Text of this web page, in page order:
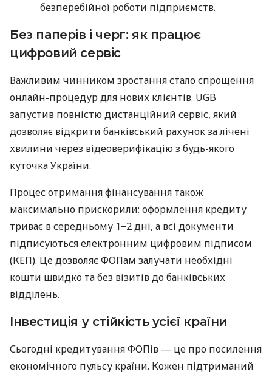
безперебійної роботи підприємств.
Без паперів і черг: як працює
цифровий сервіс
Важливим чинником зростання стало спрощення
онлайн-процедур для нових клієнтів. UGB
запустив повністю дистанційний сервіс, який
дозволяє відкрити банківський рахунок за лічені
хвилини через відеоверифікацію з будь-якого
куточка України.
Процес отримання фінансування також
максимально прискорили: оформлення кредиту
триває в середньому 1−2 дні, а всі документи
підписуються електронним цифровим підписом
(КЕП). Це дозволяє ФОПам залучати необхідні
кошти швидко та без візитів до банківських
відділень.
Інвестиція у стійкість усієї країни
Сьогодні кредитування ФОПів — це про посилення
економічного пульсу країни. Кожен підтриманий